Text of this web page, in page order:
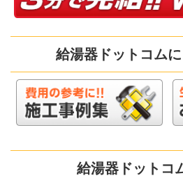
給湯器ドットコム
給湯器ドットコ